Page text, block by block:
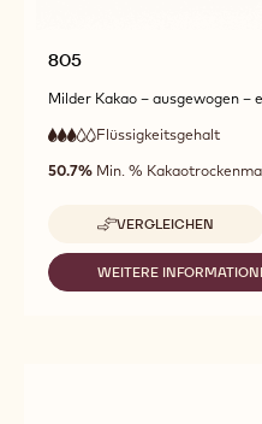
805
Milder Kakao – ausgewogen –
3
out
Flüssigkeitsgehalt
50.7% Min. %
VERGLEICHEN
-
805
WEITERE
-